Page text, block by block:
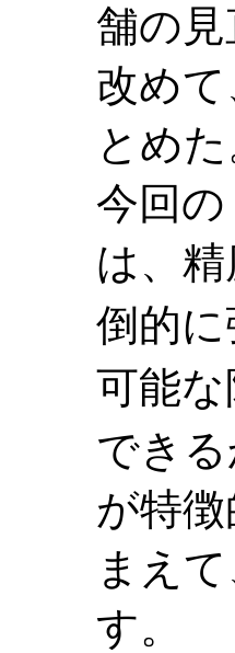
舗の
改め
とめた
今回
は、
倒的に
可能
でき
が特
まえ
す。